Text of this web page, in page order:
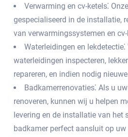
Verwarming en cv-ketels⁚
gespecialiseerd in de installatie,
van verwarmingssystemen en cv-
Waterleidingen en
waterleidingen inspecteren,
repareren, en indien nodig
Badkamerrenovaties⁚ Als u
renoveren, kunnen wij u helpen
levering en de installatie van het
badkamer perfect aansluit op uw